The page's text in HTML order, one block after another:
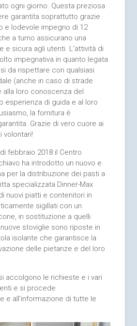
ogni giorno. Questa preziosa
garantita soprattutto grazie
e lodevole impegno di 12
a turno assicurano una
e sicura agli utenti. L’attività di
impegnativa in quanto legata
da rispettare con qualsiasi
(anche in caso di strade
alla loro conoscenza del
esperienza di guida e al loro
la fornitura è
Grazie di vero cuore ai
volontari!
febbraio 2018 il Centro
ha introdotto un nuovo e
per la distribuzione dei pasti a
specializzata Dinner-Max
nuovi piatti e contenitori in
sigillati con un
in sostituzione a quelli
stoviglie sono riposte in
isolante che garantisce la
delle pietanze e del loro
accolgono le richieste e i vari
e si procede
e all’informazione di tutte le